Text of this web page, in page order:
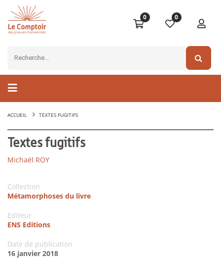
0 0
ACCUEIL TEXTES FUGITIFS
Textes fugitifs
Michaël ROY
Collection
Métamorphoses du livre
Editeur
ENS Editions
Date de publication
16 janvier 2018